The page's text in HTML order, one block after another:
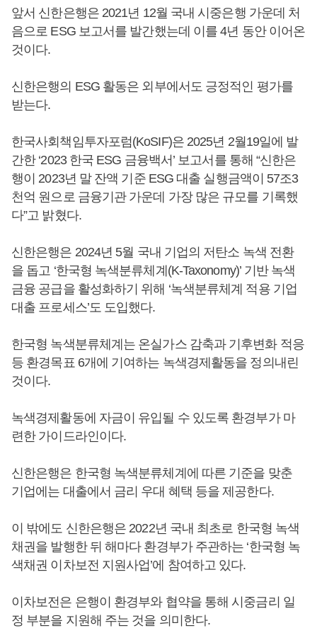
앞서 신한은행은 2021년 12월 국내 시중은행 가운데 처
음으로 ESG 보고서를 발간했는데 이를 4년 동안 이어온
것이다.
신한은행의 ESG 활동은 외부에서도 긍정적인 평가를
받는다.
한국사회책임투자포럼(KoSIF)은 2025년 2월19일에 발
간한 ‘2023 한국 ESG 금융백서’ 보고서를 통해 “신한은
행이 2023년 말 잔액 기준 ESG 대출 실행금액이 57조3
천억 원으로 금융기관 가운데 가장 많은 규모를 기록했
다”고 밝혔다.
신한은행은 2024년 5월 국내 기업의 저탄소 녹색 전환
을 돕고 ‘한국형 녹색분류체계(K-Taxonomy)’ 기반 녹색
금융 공급을 활성화하기 위해 ‘녹색분류체계 적용 기업
대출 프로세스’도 도입했다.
한국형 녹색분류체계는 온실가스 감축과 기후변화 적응
등 환경목표 6개에 기여하는 녹색경제활동을 정의내린
것이다.
녹색경제활동에 자금이 유입될 수 있도록 환경부가 마
련한 가이드라인이다.
신한은행은 한국형 녹색분류체계에 따른 기준을 맞춘
기업에는 대출에서 금리 우대 혜택 등을 제공한다.
이 밖에도 신한은행은 2022년 국내 최초로 한국형 녹색
채권을 발행한 뒤 해마다 환경부가 주관하는 ‘한국형 녹
색채권 이차보전 지원사업’에 참여하고 있다.
이차보전은 은행이 환경부와 협약을 통해 시중금리 일
정 부분을 지원해 주는 것을 의미한다.